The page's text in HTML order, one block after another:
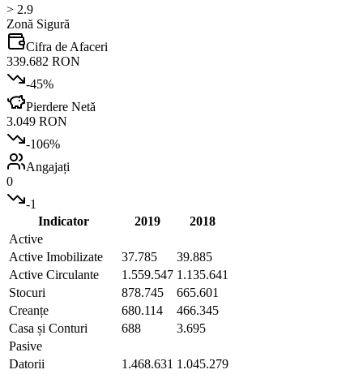
> 2.9
Zonă Sigură
Cifra de Afaceri
339.682 RON
-45%
Pierdere Netă
3.049 RON
-106%
Angajați
0
-1
Indicator
2019
2018
Active
Active Imobilizate
37.785
39.885
Active Circulante
1.559.547 1.135.641
Stocuri
878.745
665.601
Creanțe
680.114
466.345
Casa și Conturi
688
3.695
Pasive
Datorii
1.468.631 1.045.279